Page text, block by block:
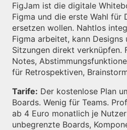
FigJam ist die digitale
Figma und die erste Wahl für
ersetzen wollen. Nahtlos
Figma arbeitet, kann
Sitzungen direkt verknüpfen.
Notes,
für Retrospektiven,
Tarife: Der kostenlose Plan
Boards. Wenig für Teams.
ab 4 Euro monatlich je
unbegrenzte Boards,